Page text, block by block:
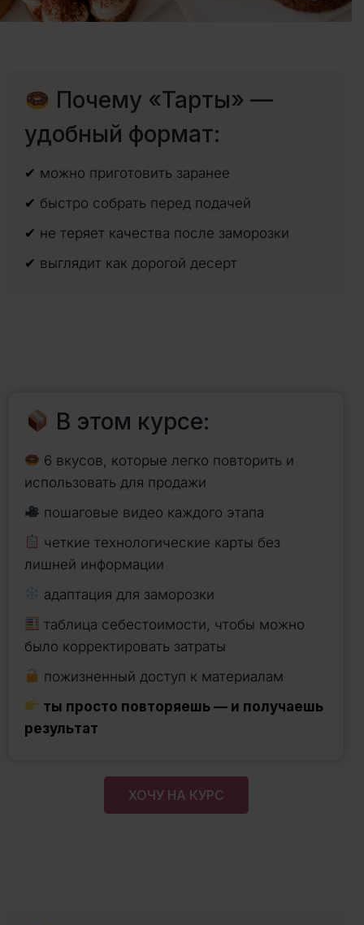
Почему «Тарты» —
удобный формат:
✔ можно приготовить заранее
✔ быстро собрать перед подачей
✔ не теряет качества после заморозки
✔ выглядит как дорогой десерт
В этом курсе:
6 вкусов, которые легко повторить и
использовать для продажи
пошаговые видео каждого этапа
четкие технологические карты без
лишней информации
адаптация для заморозки
таблица себестоимости, чтобы можно
было корректировать затраты
пожизненный доступ к материалам
ты просто повторяешь — и получаешь
результат
ХОЧУ НА КУРС